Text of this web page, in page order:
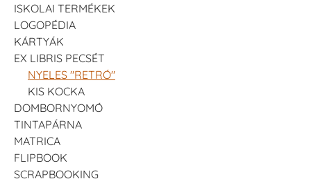
ISKOLAI TERMÉKEK
LOGOPÉDIA
KÁRTYÁK
EX LIBRIS PECSÉT
NYELES "RETRÓ"
KIS KOCKA
DOMBORNYOMÓ
TINTAPÁRNA
MATRICA
FLIPBOOK
SCRAPBOOKING